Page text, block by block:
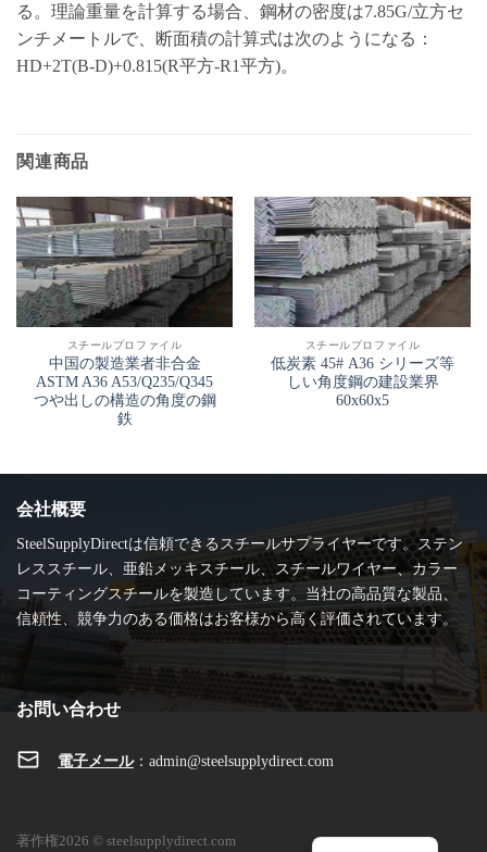
る。理論重量を計算する場合、鋼材の密度は7.85G/立方セ
ンチメートルで、断面積の計算式は次のようになる：
HD+2T(B-D)+0.815(R平方-R1平方)。
関連商品
スチールプロファイル
中国の製造業者非合金
ASTM A36 A53/Q235/Q345
つや出しの構造の角度の鋼
鉄
スチールプロファイル
低炭素 45# A36 シリーズ等
しい角度鋼の建設業界
60x60x5
会社概要
SteelSupplyDirectは信頼できるスチールサプライヤーです。ステン
レススチール、亜鉛メッキスチール、スチールワイヤー、カラー
コーティングスチールを製造しています。当社の高品質な製品、
信頼性、競争力のある価格はお客様から高く評価されています。
お問い合わせ
電子メール： admin@steelsupplydirect.com
著作権2026 © steelsupplydirect.com